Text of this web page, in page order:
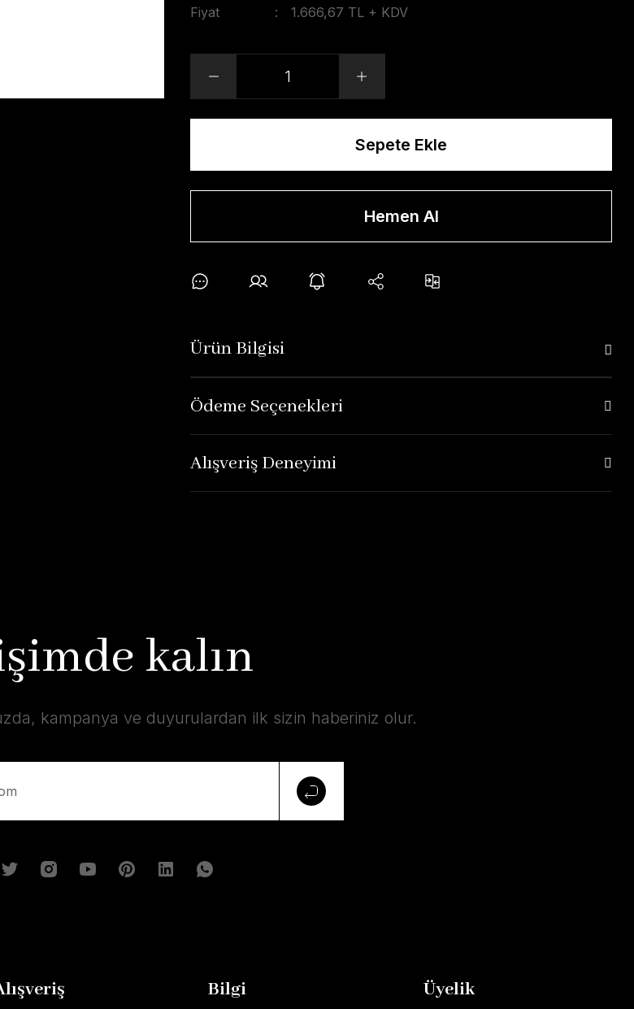
Fiyat
1.666,67 TL + KDV
Sepete Ekle
Hemen Al
Ürün Bilgisi
Ödeme Seçenekleri
Alışveriş Deneyimi
kalın
kampanya ve duyurulardan ilk sizin haberiniz olur.
Bilgi Üyelik